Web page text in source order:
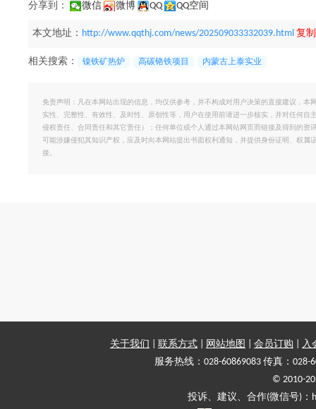
分享到： 微信 微博 QQ QQ空间
本文地址： http://www.qqthj.com/news/202509033332039.html 复
相关搜索： 镍铁矿热炉 高碳铬铁项目 内蒙古上泰实业
免责声明：凡在本网站出现的信息，均仅供参考，并不构成对用户决策的直接建议，
实性、完整性、有效性、及时性、原创性等，用户在使用前请进一步核实，并对任何
侵权责任、合同责任和其它责任）；任何单位或个人通过本网站网页而链接及得到的
可能涉嫌侵犯其知识产权，应及时向本网站提出书面权利通知，并提供身份证明、权
接。
关于我们 联系方式 网站地图 会员订购
入
服务热线：028-60869083 传真：028-
© 2010-
投诉、建议、合作(微信号)